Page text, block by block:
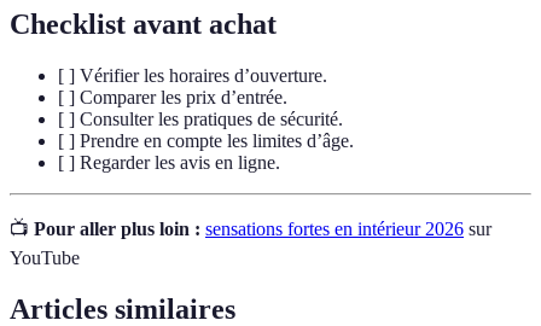
Checklist avant achat
[ ] Vérifier les horaires d’ouverture.
[ ] Comparer les prix d’entrée.
[ ] Consulter les pratiques de sécurité.
[ ] Prendre en compte les limites d’âge.
[ ] Regarder les avis en ligne.
📺 Pour aller plus loin : sensations fortes en intérieur 2026 sur
YouTube
Articles similaires